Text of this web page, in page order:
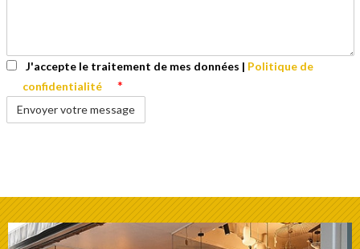
J'accepte le traitement de mes données | Politique de
confidentialité
*